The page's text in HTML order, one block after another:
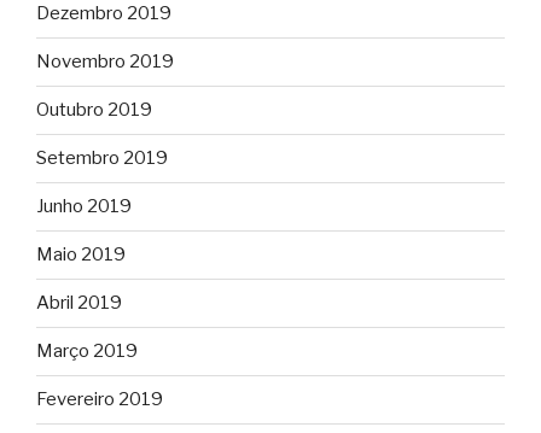
Dezembro 2019
Novembro 2019
Outubro 2019
Setembro 2019
Junho 2019
Maio 2019
Abril 2019
Março 2019
Fevereiro 2019